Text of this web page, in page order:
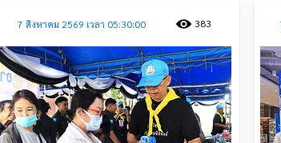
7 สิงหาคม 2569 เวลา 05:30:00 383